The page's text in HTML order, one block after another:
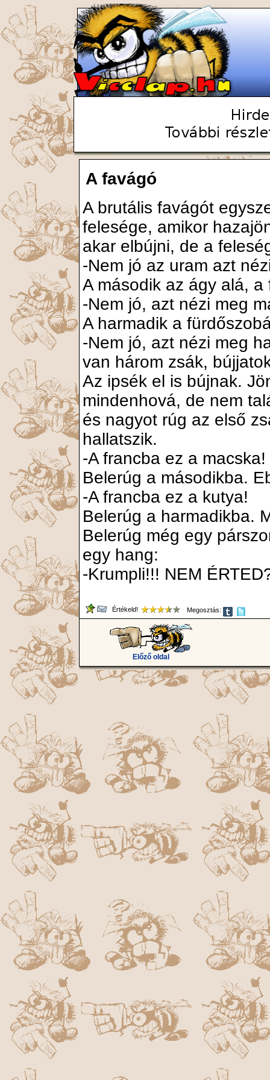
A favágó
A brutális favágót
felesége, amikor
akar elbújni, de a
-Nem jó az uram azt
A második az ágy alá,
-Nem jó, azt nézi meg
A harmadik a
-Nem jó, azt nézi meg
van három zsák,
Az ipsék el is bújnak.
mindenhová, de nem
és nagyot rúg az első
hallatszik.
-A francba ez a macska!
Belerúg a másodikba.
-A francba ez a kutya!
Belerúg a harmadikba.
Belerúg még egy
egy hang:
-Krumpli!!! NEM
Értékeld! Megosztás:
Előző oldal